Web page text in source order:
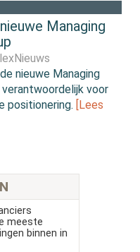
Managing
nieuwe Managing
voor
positionering. [Lees
meeste
binnen in